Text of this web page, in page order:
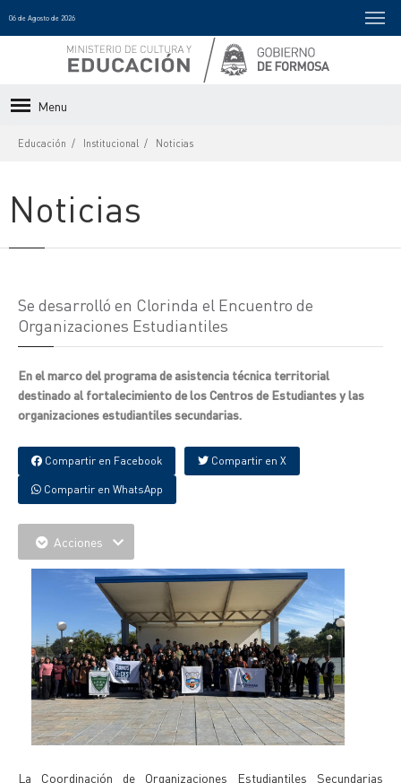
06 de Agosto de 2026
Menu
Educación Institucional Noticias
Noticias
Se desarrolló en Clorinda el Encuentro de
Organizaciones Estudiantiles
En el marco del programa de asistencia técnica territorial
destinado al fortalecimiento de los Centros de Estudiantes y las
organizaciones estudiantiles secundarias.
Compartir en Facebook Compartir en X
Compartir en WhatsApp
Acciones
La Coordinación de Organizaciones Estudiantiles Secundarias